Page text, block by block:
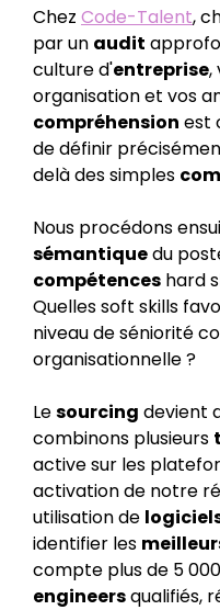
Chez Code-Talent,
par un audit
culture d'entreprise,
organisation et vos
compréhension est
de définir
delà des simples
Nous procédons
sémantiquedu
compétences hard
Quelles soft skills
niveau de séniorité
organisationnelle ?
Lesourcing devient
combinons plusieurs
active sur les
activation de notre
utilisation de
identifier les
compte plus de 5
engineersqualifiés,